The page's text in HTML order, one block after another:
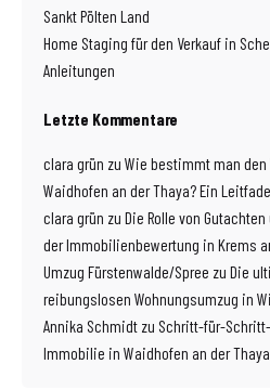
Sankt Pölten Land
Home Staging für den Verkauf in
Anleitungen
Letzte Kommentare
clara grün zu Wie bestimmt man
Waidhofen an der Thaya? Ein
clara grün zu Die Rolle von
der Immobilienbewertung in Krems
Umzug Fürstenwalde/Spree zu Die
reibungslosen Wohnungsumzug in
Annika Schmidt zu Schritt-für-
Immobilie in Waidhofen an der